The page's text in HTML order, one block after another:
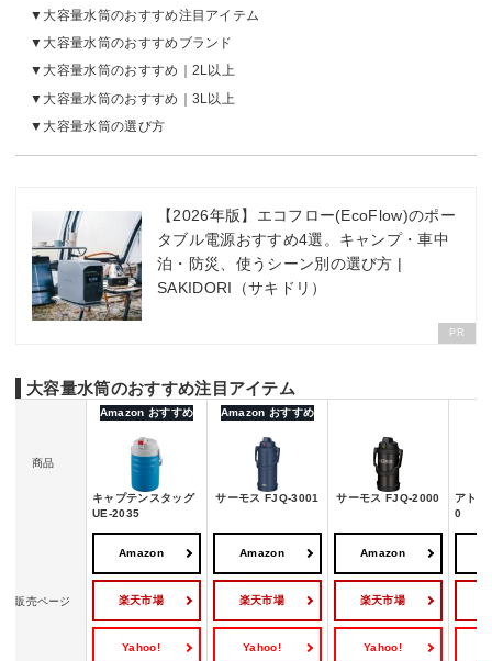
大容量水筒のおすすめ注目アイテム
大容量水筒のおすすめブランド
大容量水筒のおすすめ｜2L以上
大容量水筒のおすすめ｜3L以上
大容量水筒の選び方
【2026年版】エコフロー(EcoFlow)のポー
タブル電源おすすめ4選。キャンプ・車中
泊・防災、使うシーン別の選び方 |
SAKIDORI（サキドリ）
PR
大容量水筒のおすすめ注目アイテム
商品
Amazon おすすめ
キャプテンスタッグ
UE-2035
Amazon おすすめ
サーモス FJQ-3001 サーモス FJQ-2000
アト
0
販売ページ
Amazon
楽天市場
Yahoo!
Amazon
楽天市場
Yahoo!
Amazon
楽天市場
Yahoo!